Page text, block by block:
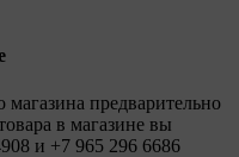
предварительно
в магазине вы
и +7 965 296 6686